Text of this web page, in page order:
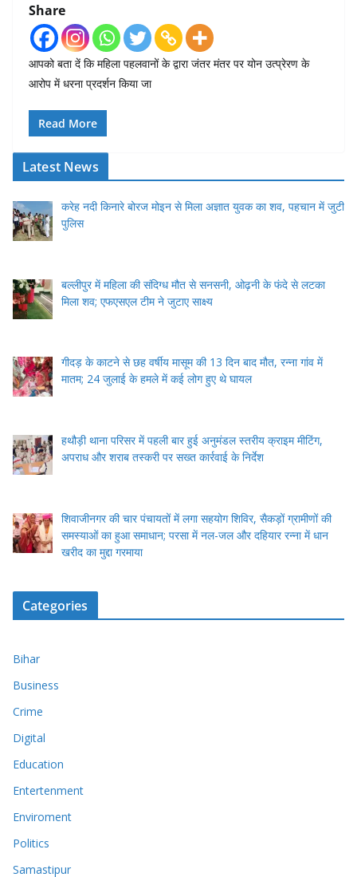
Share
आपको बता दें कि महिला पहलवानों के द्वारा जंतर मंतर पर योन उत्प्रेरण के
आरोप में धरना प्रदर्शन किया जा
Read More
Latest News
करेह नदी किनारे बोरज मोइन से मिला अज्ञात युवक का शव, पहचान में जुटी
पुलिस
बल्लीपुर में महिला की संदिग्ध मौत से सनसनी, ओढ़नी के फंदे से लटका
मिला शव; एफएसएल टीम ने जुटाए साक्ष्य
गीदड़ के काटने से छह वर्षीय मासूम की 13 दिन बाद मौत, रन्ना गांव में
मातम; 24 जुलाई के हमले में कई लोग हुए थे घायल
हथौड़ी थाना परिसर में पहली बार हुई अनुमंडल स्तरीय क्राइम मीटिंग,
अपराध और शराब तस्करी पर सख्त कार्रवाई के निर्देश
शिवाजीनगर की चार पंचायतों में लगा सहयोग शिविर, सैकड़ों ग्रामीणों की
समस्याओं का हुआ समाधान; परसा में नल-जल और दहियार रन्ना में धान
खरीद का मुद्दा गरमाया
Categories
Bihar
Business
Crime
Digital
Education
Entertenment
Enviroment
Politics
Samastipur